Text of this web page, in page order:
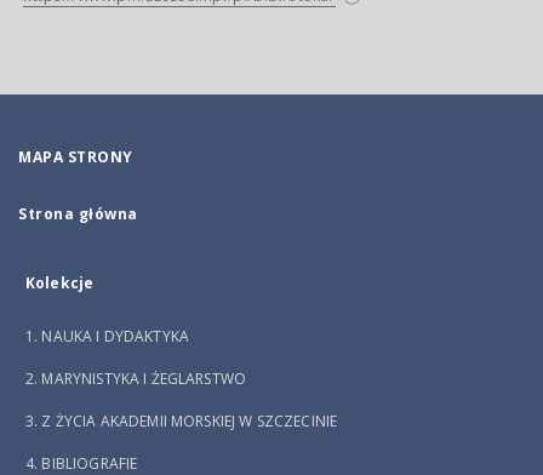
MAPA STRONY
Strona główna
Kolekcje
1. NAUKA I DYDAKTYKA
2. MARYNISTYKA I ŻEGLARSTWO
3. Z ŻYCIA AKADEMII MORSKIEJ W SZCZECINIE
4. BIBLIOGRAFIE